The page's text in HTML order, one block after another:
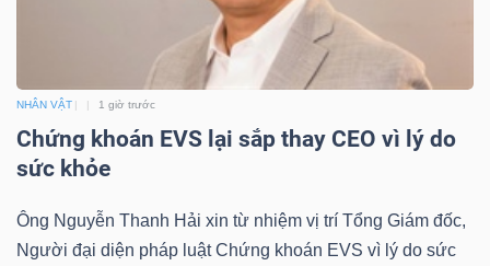
NHÂN VẬT 1 giờ trước
Chứng khoán EVS lại sắp thay CEO vì lý do
sức khỏe
Ông Nguyễn Thanh Hải xin từ nhiệm vị trí Tổng Giám đốc,
Người đại diện pháp luật Chứng khoán EVS vì lý do sức
CÔNG
THÔNG
TIN